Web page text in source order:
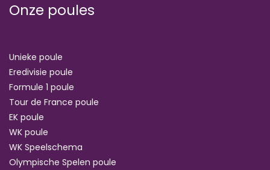
Onze poules
Unieke poule
Eredivisie poule
Formule 1 poule
Tour de France poule
EK poule
WK poule
WK Speelschema
Olympische Spelen poule